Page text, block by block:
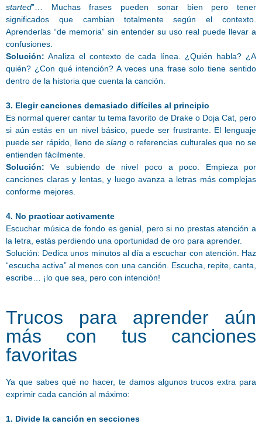
started”… Muchas frases pueden sonar bien pero tener
significados que cambian totalmente según el contexto.
Aprenderlas “de memoria” sin entender su uso real puede llevar a
confusiones.
Solución: Analiza el contexto de cada línea. ¿Quién habla? ¿A
quién? ¿Con qué intención? A veces una frase solo tiene sentido
dentro de la historia que cuenta la canción.
3. Elegir canciones demasiado difíciles al principio
Es normal querer cantar tu tema favorito de Drake o Doja Cat, pero
si aún estás en un nivel básico, puede ser frustrante. El lenguaje
puede ser rápido, lleno deslang o referencias culturales que no se
entienden fácilmente.
Solución: Ve subiendo de nivel poco a poco. Empieza por
canciones claras y lentas, y luego avanza a letras más complejas
conforme mejores.
4. No practicar activamente
Escuchar música de fondo es genial, pero si no prestas atención a
la letra, estás perdiendo una oportunidad de oro para aprender.
Solución: Dedica unos minutos al día a escuchar con atención. Haz
“escucha activa” al menos con una canción. Escucha, repite, canta,
escribe… ¡lo que sea, pero con intención!
Trucos para aprender aún
más con tus canciones
favoritas
Ya que sabes qué no hacer, te damos algunos trucos extra para
exprimir cada canción al máximo:
1. Divide la canción en secciones